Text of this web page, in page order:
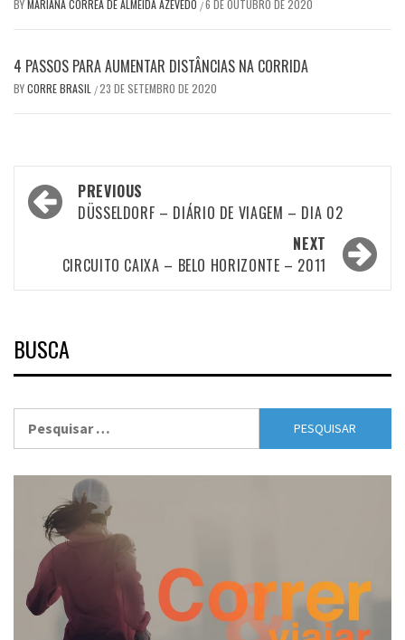
BYMARIANA CORRÊA DE ALMEIDA AZEVEDO /6 DE OUTUBRO DE 2020
4 PASSOS PARA AUMENTAR DISTÂNCIAS NA CORRIDA
BYCORRE BRASIL /23 DE SETEMBRO DE 2020
Post
navigation
PREVIOUS
DÜSSELDORF – DIÁRIO DE VIAGEM – DIA 02
NEXT
CIRCUITO CAIXA – BELO HORIZONTE – 2011
BUSCA
por: